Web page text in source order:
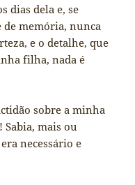
dias dela e, se
de memória, nunca
e o detalhe, que
filha, nada é
sobre a minha
Sabia, mais ou
necessário e